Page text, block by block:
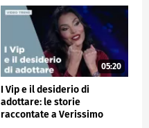
05:20
I Vip e il desiderio di
adottare: le storie
raccontate a Verissimo